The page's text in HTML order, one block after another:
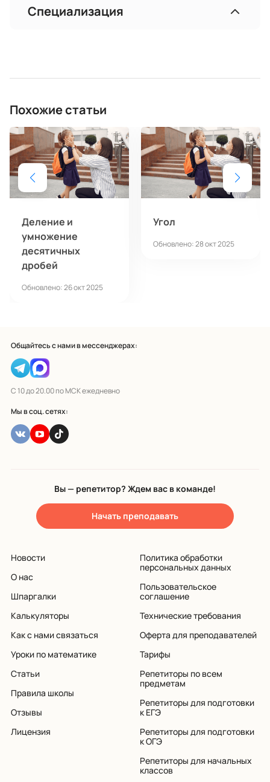
Специализация
Похожие статьи
Деление и
умножение
десятичных
дробей
Обновлено: 26 окт 2025
Угол
Обновлено: 28 окт 2025
Общайтесь с нами в мессенджерах:
С 10 до 20.00 по МСК ежедневно
Мы в соц. сетях:
Вы — репетитор? Ждем вас в команде!
Начать преподавать
Новости
О нас
Шпаргалки
Калькуляторы
Как с нами связаться
Уроки по математике
Статьи
Правила школы
Отзывы
Лицензия
Политика обработки
персональных данных
Пользовательское
соглашение
Технические требования
Оферта для преподавателей
Тарифы
Репетиторы по всем
предметам
Репетиторы для подготовки
к ЕГЭ
Репетиторы для подготовки
к ОГЭ
Репетиторы для начальных
классов